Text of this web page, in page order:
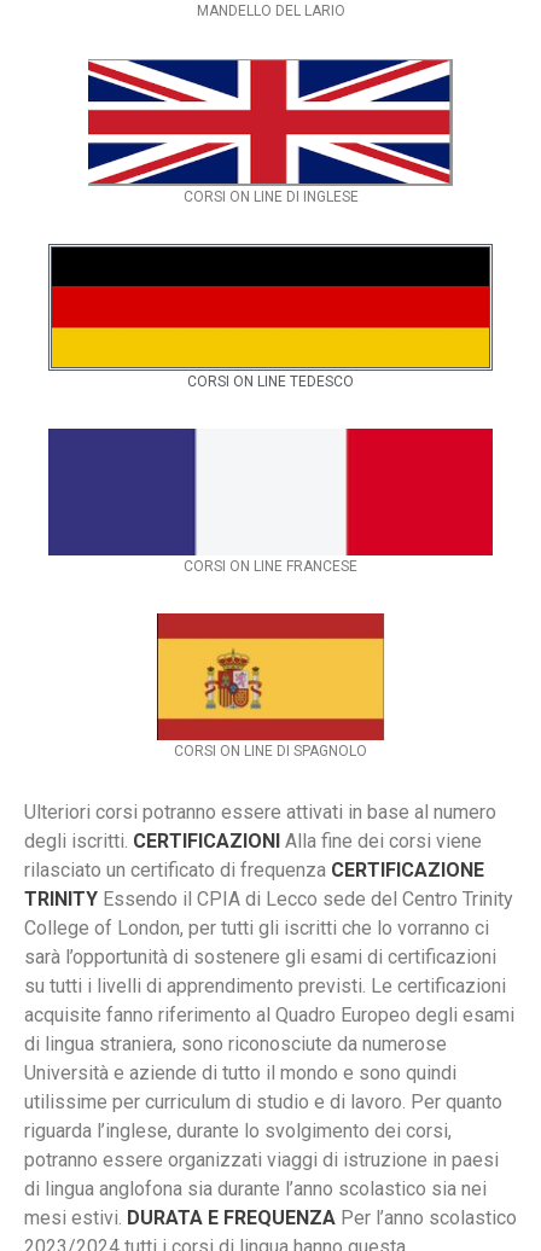
MANDELLO DEL LARIO
CORSI ON LINE DI INGLESE
CORSI ON LINE TEDESCO
CORSI ON LINE FRANCESE
CORSI ON LINE DI SPAGNOLO
Ulteriori corsi potranno essere attivati in base al numero
degli iscritti. CERTIFICAZIONI Alla fine dei corsi viene
rilasciato un certificato di frequenza CERTIFICAZIONE
TRINITY Essendo il CPIA di Lecco sede del Centro Trinity
College of London, per tutti gli iscritti che lo vorranno ci
sarà l’opportunità di sostenere gli esami di certificazioni
su tutti i livelli di apprendimento previsti. Le certificazioni
acquisite fanno riferimento al Quadro Europeo degli esami
di lingua straniera, sono riconosciute da numerose
Università e aziende di tutto il mondo e sono quindi
utilissime per curriculum di studio e di lavoro. Per quanto
riguarda l’inglese, durante lo svolgimento dei corsi,
potranno essere organizzati viaggi di istruzione in paesi
di lingua anglofona sia durante l’anno scolastico sia nei
mesi estivi. DURATA E FREQUENZA Per l’anno scolastico